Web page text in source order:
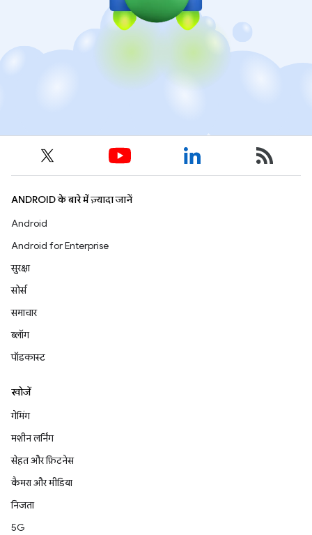
ANDROID के बारे में ज़्यादा जानें
Android
Android for Enterprise
सुरक्षा
सोर्स
समाचार
ब्लॉग
पॉडकास्ट
खोजें
गेमिंग
मशीन लर्निंग
सेहत और फ़िटनेस
कैमरा और मीडिया
निजता
5G